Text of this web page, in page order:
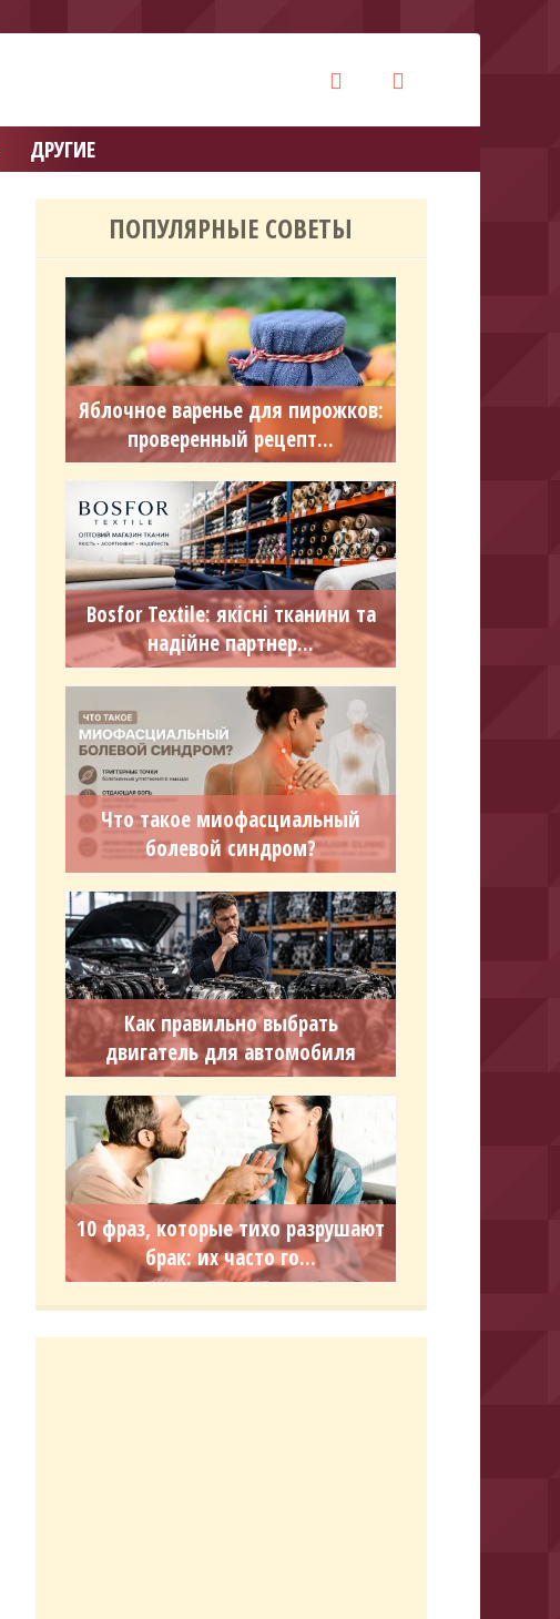
ДРУГИЕ
ПОПУЛЯРНЫЕ СОВЕТЫ
Яблочное варенье для пирожков:
проверенный рецепт...
Bosfor Textile: якісні тканини та
надійне партнер...
Что такое миофасциальный
болевой синдром?
Как правильно выбрать
двигатель для автомобиля
10 фраз, которые тихо разрушают
брак: их часто го...